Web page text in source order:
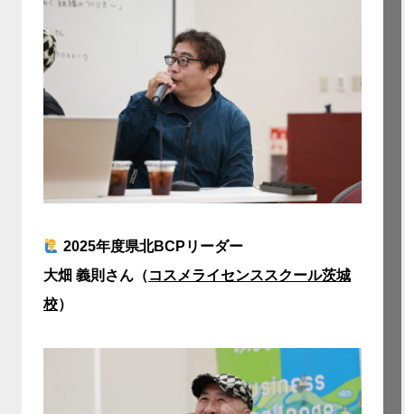
2025年度県北BCPリーダー
大畑 義則さん（コスメライセンススクール茨城
校）